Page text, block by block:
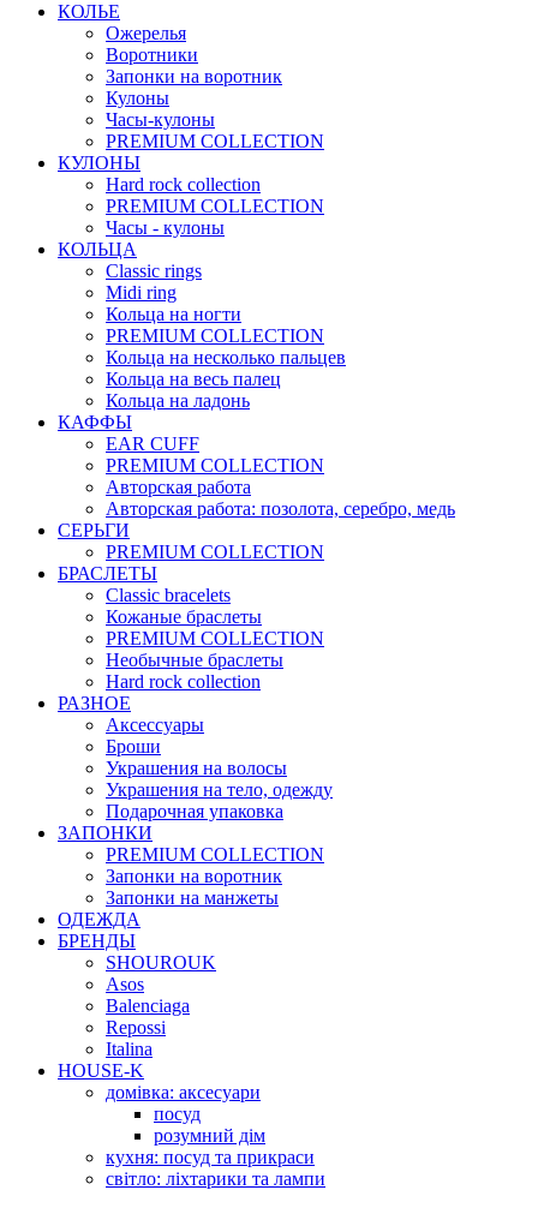
КОЛЬЕ
Ожерелья
Воротники
Запонки на воротник
Кулоны
Часы-кулоны
PREMIUM COLLECTION
КУЛОНЫ
Hard rock collection
PREMIUM COLLECTION
Часы - кулоны
КОЛЬЦА
Classic rings
Midi ring
Кольца на ногти
PREMIUM COLLECTION
Кольца на несколько пальцев
Кольца на весь палец
Кольца на ладонь
КАФФЫ
EAR CUFF
PREMIUM COLLECTION
Авторская работа
Авторская работа: позолота, серебро, медь
СЕРЬГИ
PREMIUM COLLECTION
БРАСЛЕТЫ
Classic bracelets
Кожаные браслеты
PREMIUM COLLECTION
Необычные браслеты
Hard rock collection
РАЗНОЕ
Аксессуары
Броши
Украшения на волосы
Украшения на тело, одежду
Подарочная упаковка
ЗАПОНКИ
PREMIUM COLLECTION
Запонки на воротник
Запонки на манжеты
ОДЕЖДА
БРЕНДЫ
SHOUROUK
Asos
Balenciaga
Repossi
Italina
HOUSE-K
домівка: аксесуари
посуд
розумний дім
кухня: посуд та прикраси
світло: ліхтарики та лампи